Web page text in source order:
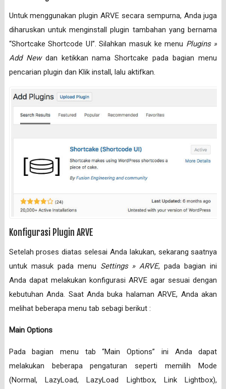
Untuk menggunakan plugin ARVE secara sempurna, Anda juga
diharuskan untuk menginstall plugin tambahan yang bernama
“Shortcake Shortcode UI”. Silahkan masuk ke menu Plugins »
Add Newdan ketikkan nama Shortcake pada bagian menu
pencarian plugin dan Klik install, lalu aktifkan.
Konfigurasi Plugin ARVE
Setelah proses diatas selesai Anda lakukan, sekarang saatnya
untuk masuk pada menu Settings » ARVE, pada bagian ini
Anda dapat melakukan konfigurasi ARVE agar sesuai dengan
kebutuhan Anda. Saat Anda buka halaman ARVE, Anda akan
melihat beberapa menu tab sebagi berikut :
Main Options
Pada bagian menu tab “Main Options” ini Anda dapat
melakukan beberapa pengaturan seperti memilih Mode
(Normal, LazyLoad, LazyLoad Lightbox, Link Lightbox),